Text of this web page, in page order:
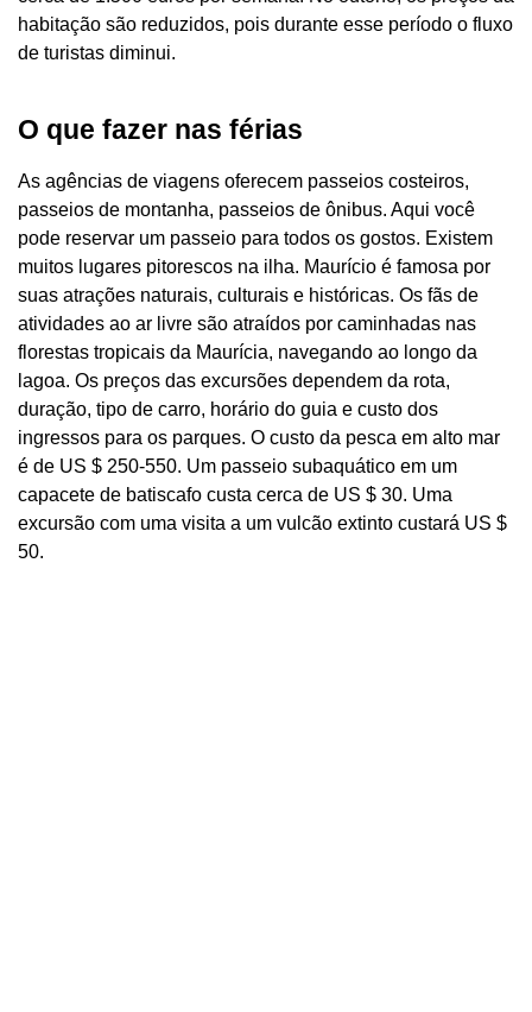
habitação são reduzidos, pois durante esse período o fluxo
de turistas diminui.
O que fazer nas férias
As agências de viagens oferecem passeios costeiros,
passeios de montanha, passeios de ônibus. Aqui você
pode reservar um passeio para todos os gostos. Existem
muitos lugares pitorescos na ilha. Maurício é famosa por
suas atrações naturais, culturais e históricas. Os fãs de
atividades ao ar livre são atraídos por caminhadas nas
florestas tropicais da Maurícia, navegando ao longo da
lagoa. Os preços das excursões dependem da rota,
duração, tipo de carro, horário do guia e custo dos
ingressos para os parques. O custo da pesca em alto mar
é de US $ 250-550. Um passeio subaquático em um
capacete de batiscafo custa cerca de US $ 30. Uma
excursão com uma visita a um vulcão extinto custará US $
50.